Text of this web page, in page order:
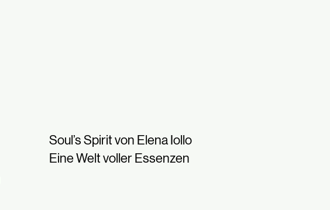
Soul’s Spirit von Elena Iollo
Eine Welt voller Essenzen